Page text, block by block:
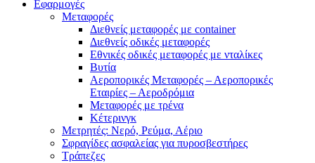
Εφαρμογές
Μεταφορές
Διεθνείς μεταφορές με container
Διεθνείς οδικές μεταφορές
Εθνικές οδικές μεταφορές με νταλίκες
Βυτία
Αεροπορικές Μεταφορές – Αεροπορικές
Εταιρίες – Αεροδρόμια
Μεταφορές με τρένα
Κέτερινγκ
Μετρητές: Νερό, Ρεύμα, Αέριο
Σφραγίδες ασφαλείας για πυροσβεστήρες
Τράπεζες